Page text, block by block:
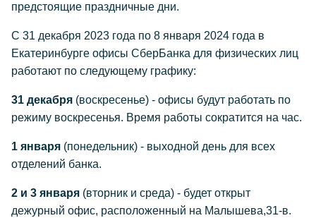
предстоящие праздничные дни.
С 31 декабря 2023 года по 8 января 2024 года в
Екатеринбурге офисы СберБанка для физических лиц
работают по следующему графику:
31 декабря (воскресенье) - офисы будут работать по
режиму воскресенья. Время работы сократится на час.
1 января (понедельник) - выходной день для всех
отделений банка.
2 и 3 января (вторник и среда) - будет открыт
дежурный офис, расположенный на Малышева,31-в.